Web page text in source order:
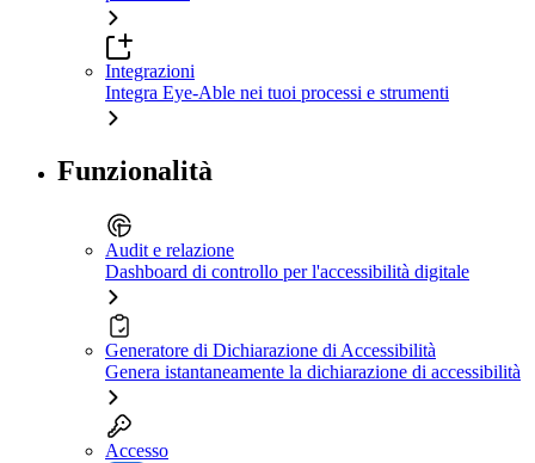
Integrazioni
Integra Eye-Able nei tuoi processi e strumenti
Funzionalità
Audit e relazione
Dashboard di controllo per l'accessibilità digitale
Generatore di Dichiarazione di Accessibilità
Genera istantaneamente la dichiarazione di accessibilità
Accesso